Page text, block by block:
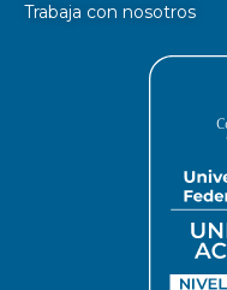
Trabaja con nosotros